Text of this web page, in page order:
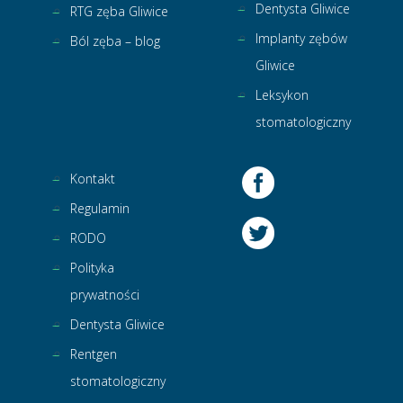
RTG zęba Gliwice
Ból zęba – blog
Dentysta Gliwice
Implanty zębów
Gliwice
Leksykon
stomatologiczny
Kontakt
Regulamin
RODO
Polityka
prywatności
Dentysta Gliwice
Rentgen
stomatologiczny